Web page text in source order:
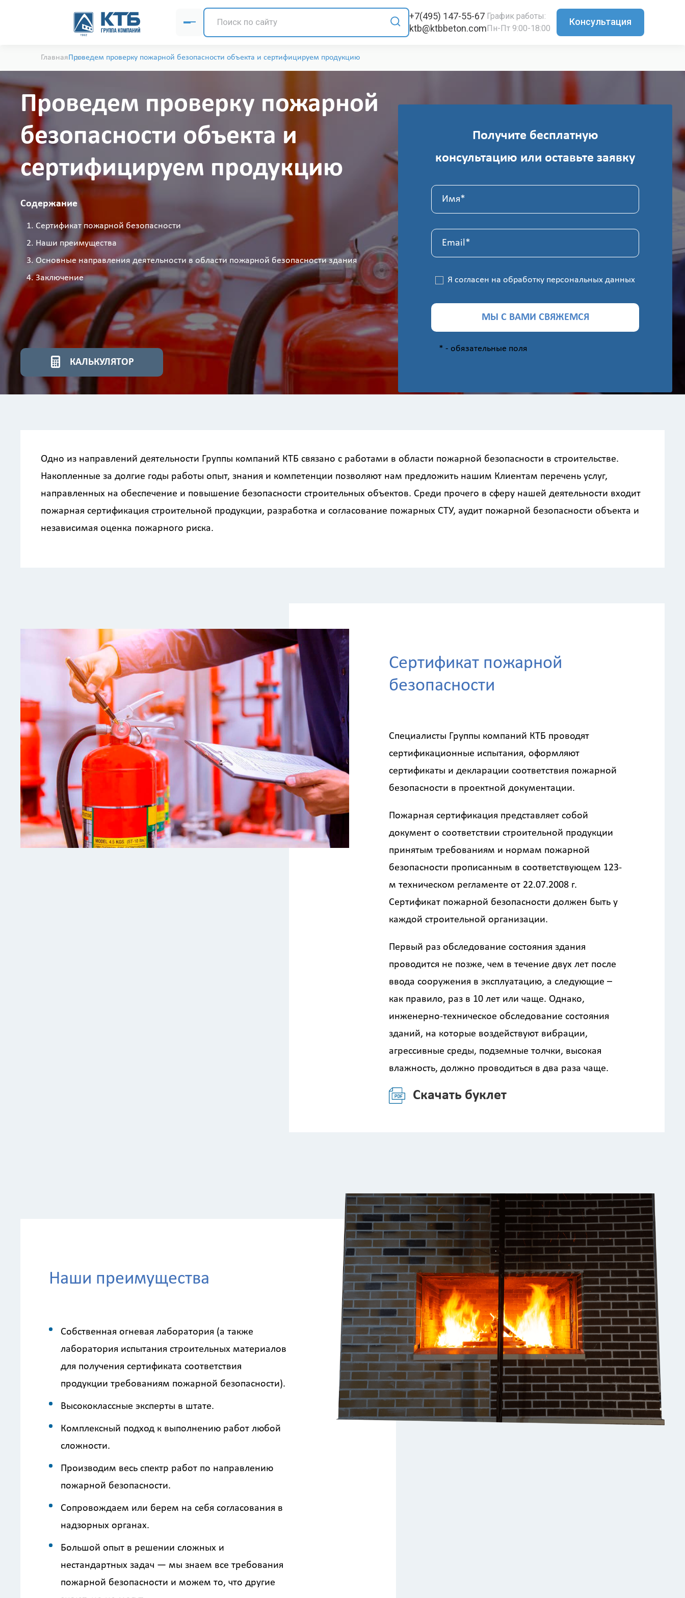
+7(495) 147-55-67
ktb@ktbbeton.com
График работы:
Пн-Пт 9:00-18:00
Консультация
ГлавнаяПроведем проверку пожарной безопасности объекта и сертифицируем продукцию
Проведем проверку пожарной
безопасности объекта и
сертифицируем продукцию
Содержание
Сертификат пожарной безопасности
Наши преимущества
Основные направления деятельности в области пожарной безопасности здания
Заключение
КАЛЬКУЛЯТОР
Получите бесплатную
консультацию или оставьте заявку
Я согласен на обработку персональных данных
МЫ С ВАМИ СВЯЖЕМСЯ
* - обязательные поля
Одно из направлений деятельности Группы компаний КТБ связано с работами в области пожарной безопасности в строительстве.
Накопленные за долгие годы работы опыт, знания и компетенции позволяют нам предложить нашим Клиентам перечень услуг,
направленных на обеспечение и повышение безопасности строительных объектов. Среди прочего в сферу нашей деятельности входит
пожарная сертификация строительной продукции, разработка и согласование пожарных СТУ, аудит пожарной безопасности объекта и
независимая оценка пожарного риска.
Сертификат пожарной
безопасности
Специалисты Группы компаний КТБ проводят
сертификационные испытания, оформляют
сертификаты и декларации соответствия пожарной
безопасности в проектной документации.
Пожарная сертификация представляет собой
документ о соответствии строительной продукции
принятым требованиям и нормам пожарной
безопасности прописанным в соответствующем 123-
м техническом регламенте от 22.07.2008 г.
Сертификат пожарной безопасности должен быть у
каждой строительной организации.
Первый раз обследование состояния здания
проводится не позже, чем в течение двух лет после
ввода сооружения в эксплуатацию, а следующие –
как правило, раз в 10 лет или чаще. Однако,
инженерно-техническое обследование состояния
зданий, на которые воздействуют вибрации,
агрессивные среды, подземные толчки, высокая
влажность, должно проводиться в два раза чаще.
Скачать буклет
Наши преимущества
Собственная огневая лаборатория (а также
лаборатория испытания строительных материалов
для получения сертификата соответствия
продукции требованиям пожарной безопасности).
Высококлассные эксперты в штате.
Комплексный подход к выполнению работ любой
сложности.
Производим весь спектр работ по направлению
пожарной безопасности.
Сопровождаем или берем на себя согласования в
надзорных органах.
Большой опыт в решении сложных и
нестандартных задач — мы знаем все требования
пожарной безопасности и можем то, что другие
Калькулятор расчёта стоимости работ
?
?